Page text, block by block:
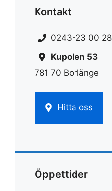
Kontakt
0243-23 00 28
Kupolen 53
781 70 Borlänge
Hitta oss
Öppettider